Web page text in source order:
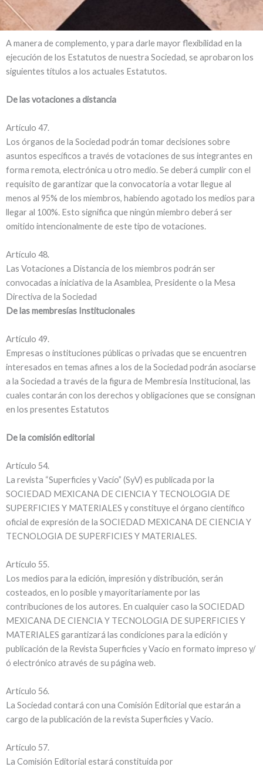
A manera de complemento, y para darle mayor flexibilidad en la
ejecución de los Estatutos de nuestra Sociedad, se aprobaron los
siguientes tí­tulos a los actuales Estatutos.
De las votaciones a distancia
Artí­culo 47.
Los órganos de la Sociedad podrán tomar decisiones sobre
asuntos especí­ficos a través de votaciones de sus integrantes en
forma remota, electrónica u otro medio. Se deberá cumplir con el
requisito de garantizar que la convocatoria a votar llegue al
menos al 95% de los miembros, habiendo agotado los medios para
llegar al 100%. Esto significa que ningún miembro deberá ser
omitido intencionalmente de este tipo de votaciones.
Artí­culo 48.
Las Votaciones a Distancia de los miembros podrán ser
convocadas a iniciativa de la Asamblea, Presidente o la Mesa
Directiva de la Sociedad
De las membresías Institucionales
Artí­culo 49.
Empresas o instituciones públicas o privadas que se encuentren
interesados en temas afines a los de la Sociedad podrán asociarse
a la Sociedad a través de la figura de Membresí­a Institucional, las
cuales contarán con los derechos y obligaciones que se consignan
en los presentes Estatutos
De la comisión editorial
Artí­culo 54.
La revista “Superficies y Vací­o” (SyV) es publicada por la
SOCIEDAD MEXICANA DE CIENCIA Y TECNOLOGIA DE
SUPERFICIES Y MATERIALES y constituye el órgano cientí­fico
oficial de expresión de la SOCIEDAD MEXICANA DE CIENCIA Y
TECNOLOGIA DE SUPERFICIES Y MATERIALES.
Artí­culo 55.
Los medios para la edición, impresión y distribución, serán
costeados, en lo posible y mayoritariamente por las
contribuciones de los autores. En cualquier caso la SOCIEDAD
MEXICANA DE CIENCIA Y TECNOLOGIA DE SUPERFICIES Y
MATERIALES garantizará las condiciones para la edición y
publicación de la Revista Superficies y Vací­o en formato impreso y/
ó electrónico através de su página web.
Artí­culo 56.
La Sociedad contará con una Comisión Editorial que estarán a
cargo de la publicación de la revista Superficies y Vací­o.
Artí­culo 57.
La Comisión Editorial estará constituida por